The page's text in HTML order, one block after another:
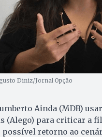
Diniz/Jornal Opção
Ainda (MDB)
(Alego) para criticar a
possível retorno ao